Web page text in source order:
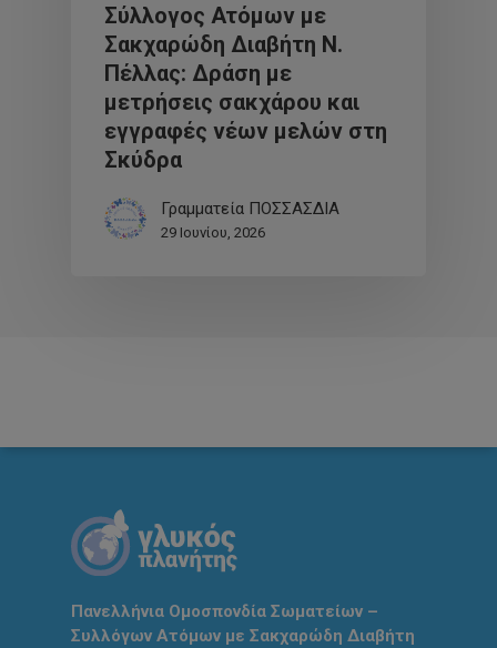
Σύλλογος Ατόμων με
Σακχαρώδη Διαβήτη Ν.
Πέλλας: Δράση με
μετρήσεις σακχάρου και
εγγραφές νέων μελών στη
Σκύδρα
Γραμματεία ΠΟΣΣΑΣΔΙΑ
29 Ιουνίου, 2026
Πανελλήνια Ομοσπονδία Σωματείων –
Συλλόγων Ατόμων με Σακχαρώδη Διαβήτη